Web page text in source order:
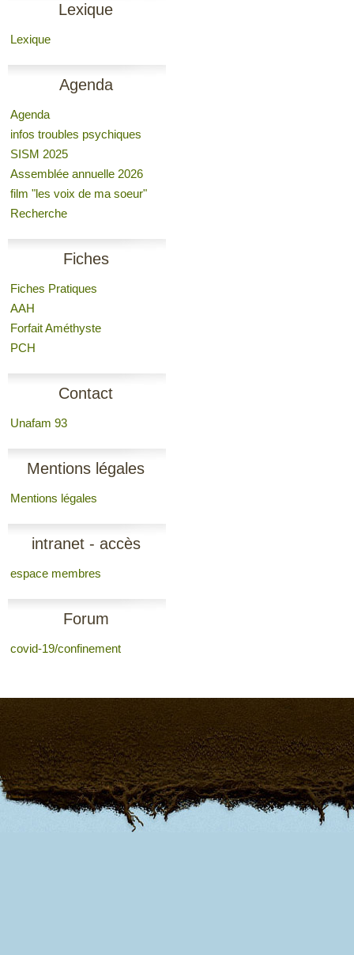
Lexique
Lexique
Agenda
Agenda
infos troubles psychiques
SISM 2025
Assemblée annuelle 2026
film "les voix de ma soeur"
Recherche
Fiches
Fiches Pratiques
AAH
Forfait Améthyste
PCH
Contact
Unafam 93
Mentions légales
Mentions légales
intranet - accès
membres
espace membres
Forum
covid-19/confinement